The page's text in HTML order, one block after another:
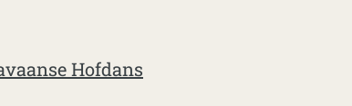
Hofdans